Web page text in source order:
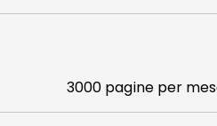
3000 pagine per